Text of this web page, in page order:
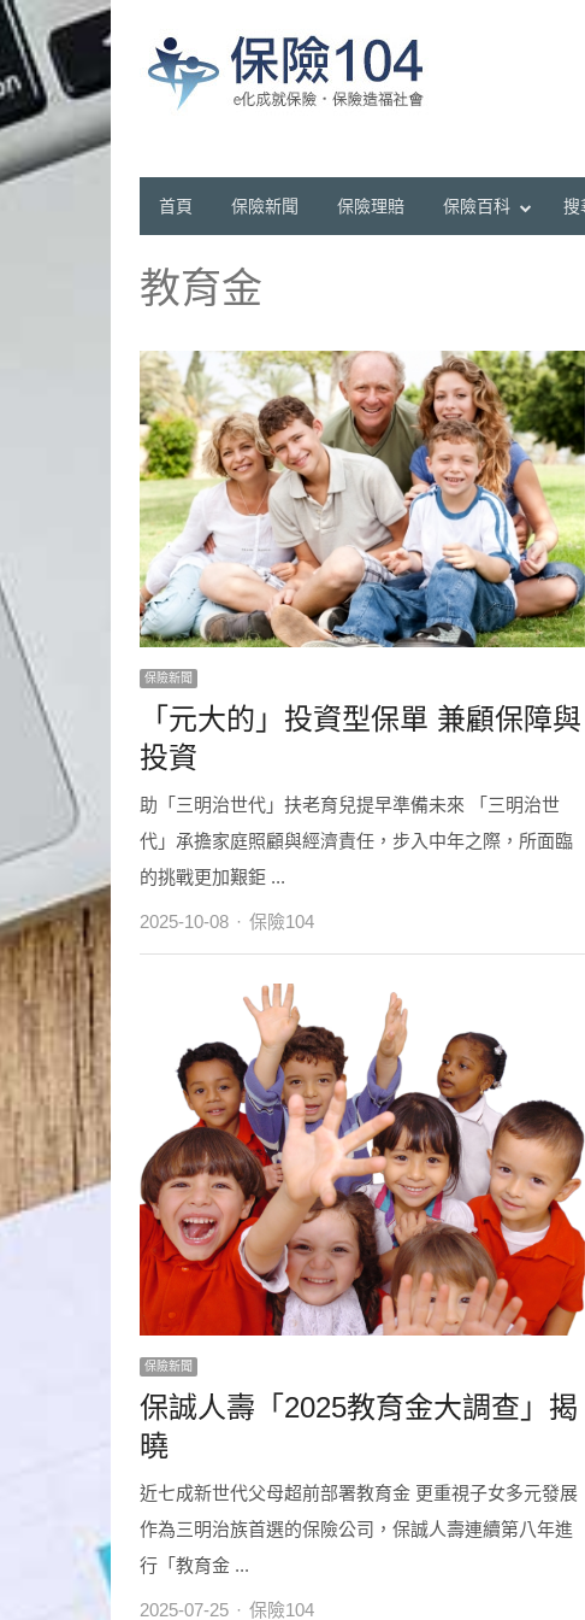
首頁 保險新聞 保險理賠 保險百科 搜
教育金
保險新聞
「元大的」投資型保單 兼顧保障與
投資
助「三明治世代」扶老育兒提早準備未來 「三明治世
代」承擔家庭照顧與經濟責任，步入中年之際，所面臨
的挑戰更加艱鉅 ...
2025-10-08 Author
保險104
保險新聞
保誠人壽「2025教育金大調查」揭
曉
近七成新世代父母超前部署教育金 更重視子女多元發展
作為三明治族首選的保險公司，保誠人壽連續第八年進
行「教育金 ...
2025-07-25 Author
保險104